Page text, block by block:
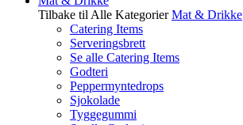
Tilbake til Alle Kategorier Mat & Drikke
Catering Items
Serveringsbrett
Se alle Catering Items
Godteri
Peppermyntedrops
Sjokolade
Tyggegummi